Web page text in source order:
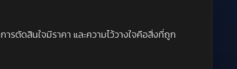
ตัดสินใจมีราคา และความไว้วางใจคือสิ่งที่ถูก